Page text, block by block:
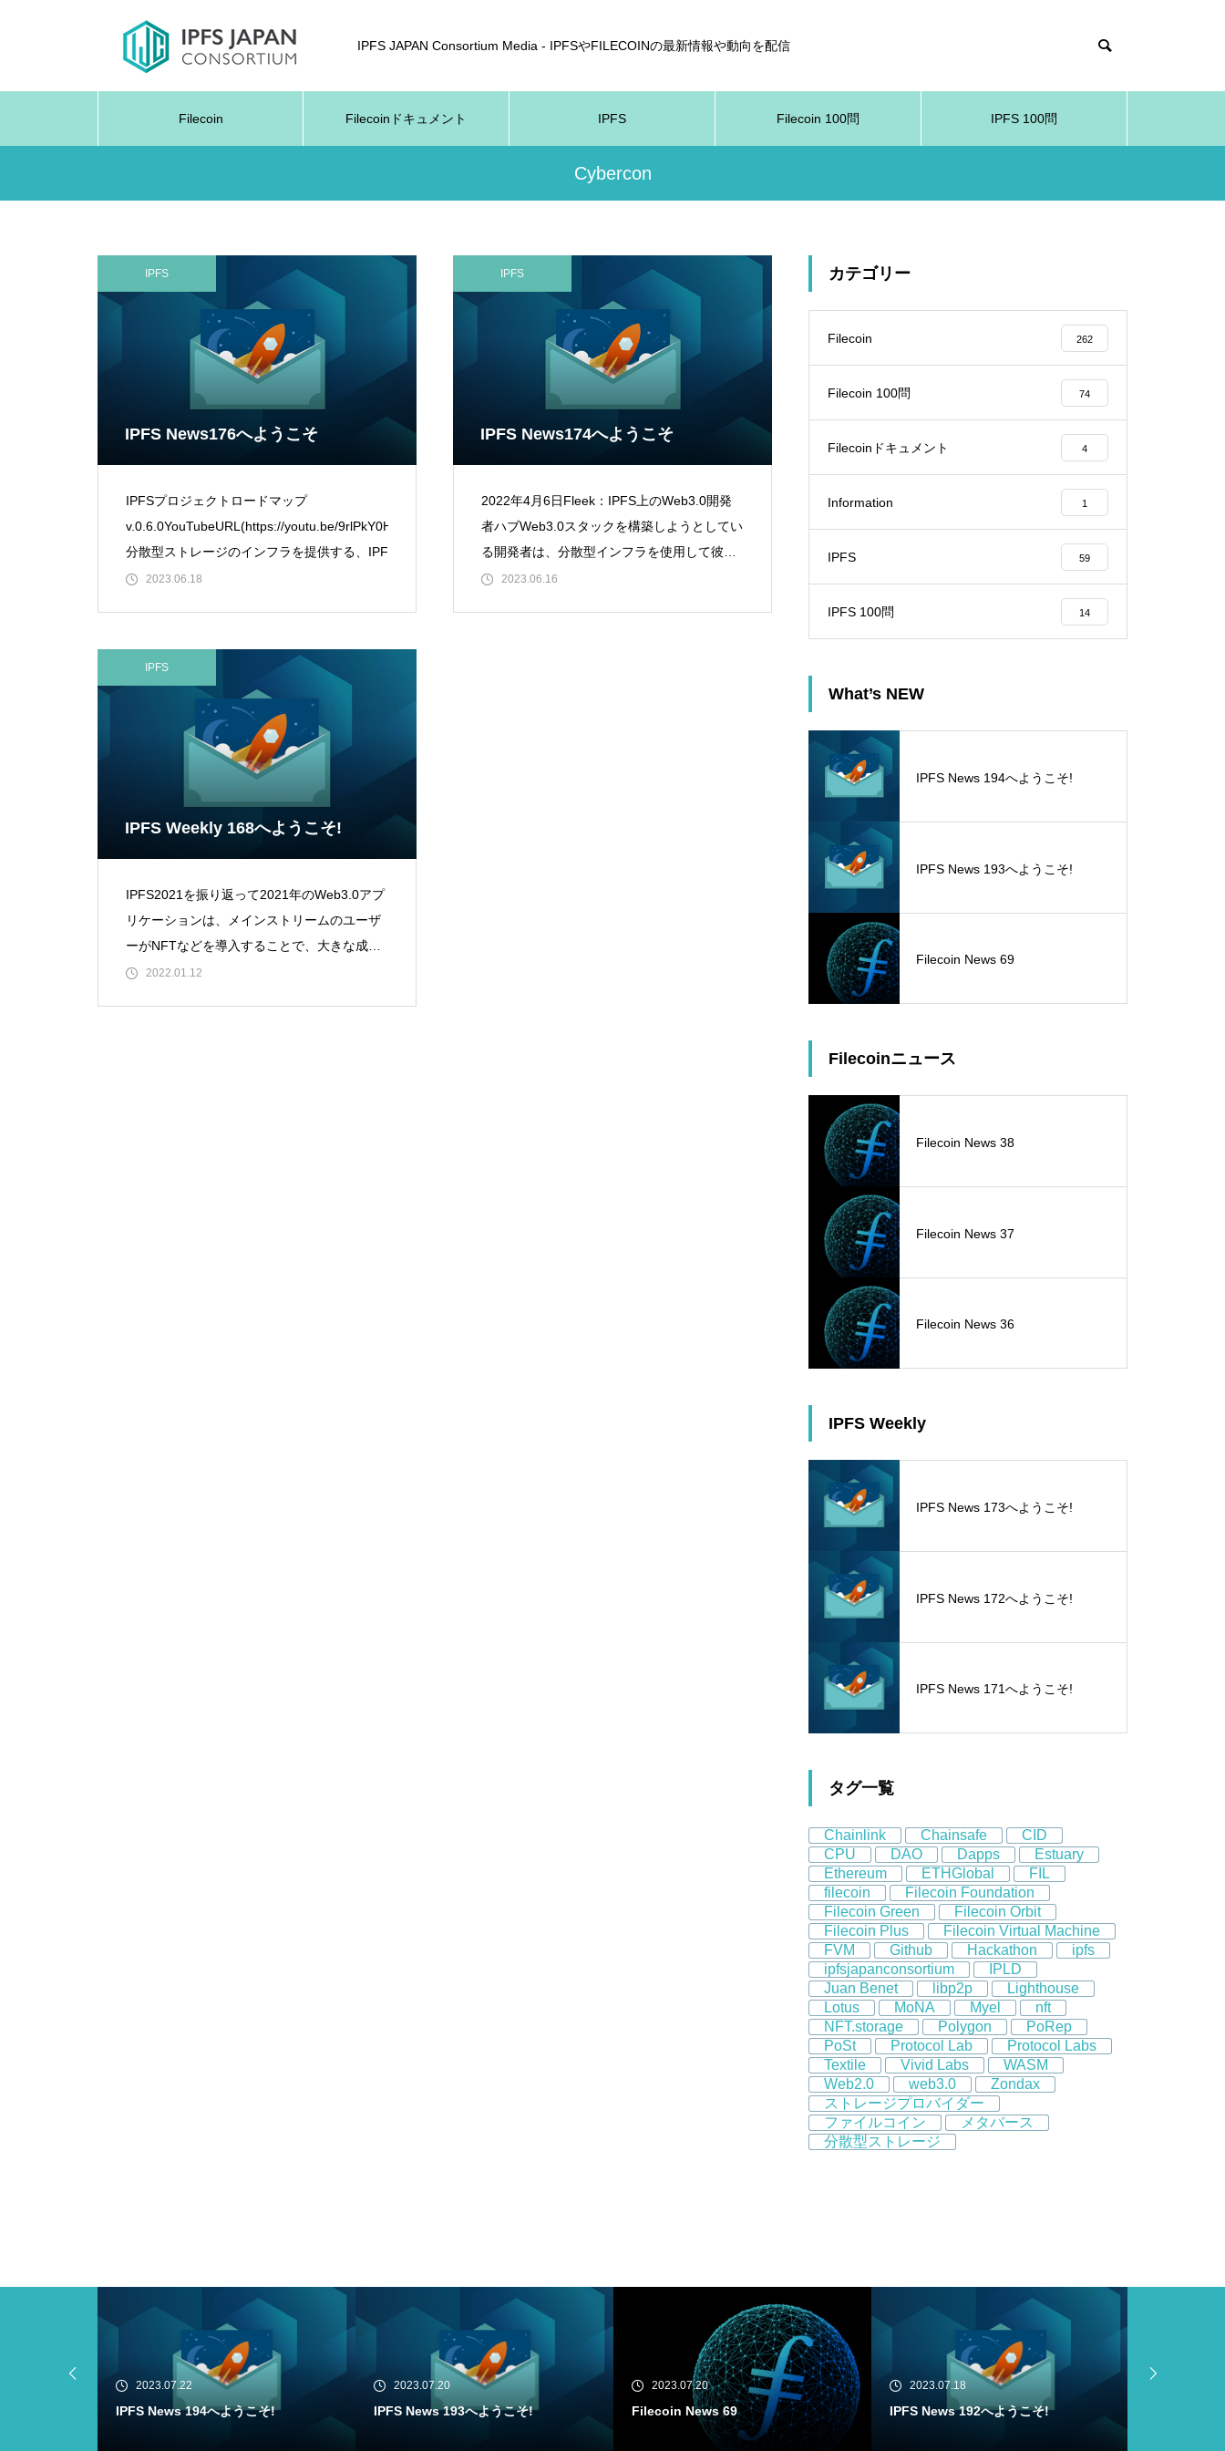
IPFS JAPAN Consortium Media - IPFSやFILECOINの最新情報や動向を配信
Filecoin Filecoinドキュメント IPFS Filecoin 100問 IPFS 100問
Cybercon
IPFS
IPFS News176へようこそ
IPFSプロジェクトロードマップ
v.0.6.0YouTubeURL(https://youtu.be/9rlPkY0HntE)
分散型ストレージのインフラを提供する、IPFSの
今後の展
2023.06.18
IPFS
IPFS News174へようこそ
2022年4月6日Fleek：IPFS上のWeb3.0開発
者ハブWeb3.0スタックを構築しようとしてい
る開発者は、分散型インフラを使用して彼ら
のdapps、ウェブサイト、お
2023.06.16
IPFS
IPFS Weekly 168へようこそ!
IPFS2021を振り返って2021年のWeb3.0アプ
リケーションは、メインストリームのユーザ
ーがNFTなどを導入することで、大きな成功
を収めました。これは、分散型ストレー
2022.01.12
カテゴリー
Filecoin 262
Filecoin 100問 74
Filecoinドキュメント 4
Information 1
IPFS 59
IPFS 100問 14
What’s NEW
IPFS News 194へようこそ!
IPFS News 193へようこそ!
Filecoin News 69
Filecoinニュース
Filecoin News 38
Filecoin News 37
Filecoin News 36
IPFS Weekly
IPFS News 173へようこそ!
IPFS News 172へようこそ!
IPFS News 171へようこそ!
タグ一覧
Chainlink Chainsafe
CID
CPU
DAO Dapps
Estuary
Ethereum
ETHGlobal
FIL
filecoin
Filecoin Foundation
Filecoin Green
Filecoin Orbit
Filecoin Plus
Filecoin Virtual Machine
FVM
Github Hackathon
ipfs
ipfsjapanconsortium
IPLD
Juan Benet
libp2p
Lighthouse
Lotus
MoNA Myel
nft
NFT.storage
Polygon
PoRep
PoSt
Protocol Lab
Protocol Labs
Textile
Vivid Labs
WASM
Web2.0
web3.0
Zondax
ストレージプロバイダー
ファイルコイン
メタバース
分散型ストレージ
2023.07.20
IPFS News 193へようこそ!
2023.07.20
Filecoin News 69
2023.07.18
IPFS News 192へようこそ!
2023.07.18
Filecoin Virtual Machine (FVM) Buil